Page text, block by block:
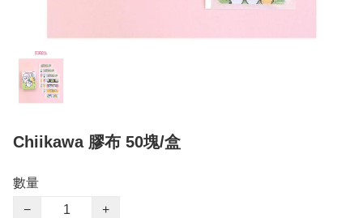
Chiikawa 膠布 50塊/盒
數量
−
+